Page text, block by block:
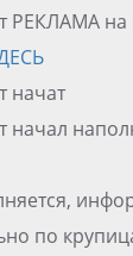
РЕКЛАМА
начат
начал
по